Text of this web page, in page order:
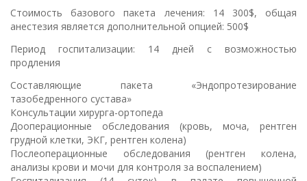
Стоимость базового пакета лечения: 14 300$, общая
анестезия является дополнительной опцией: 500$
Период госпитализации: 14 дней с возможностью
продления
Составляющие пакета «Эндопротезирование
тазобедренного сустава»
Консультации хирурга-ортопеда
Дооперационные обследования (кровь, моча, рентген
грудной клетки, ЭКГ, рентген колена)
Послеоперационные обследования (рентген колена,
анализы крови и мочи для контроля за воспалением)